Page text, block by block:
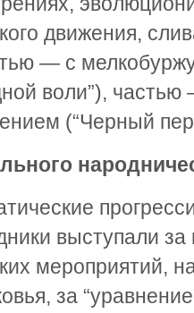
движения,
— с
воли”),
(“Черный
выступали за
мероприятий,
за